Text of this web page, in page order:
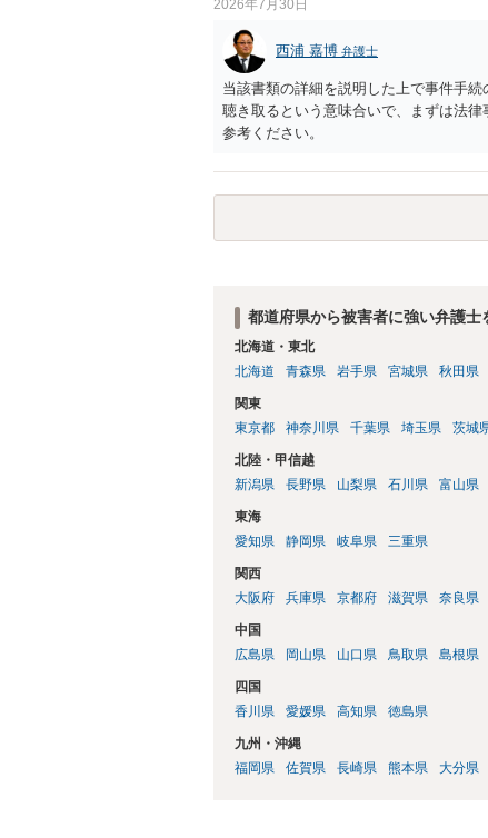
2026年7月30日
西浦 嘉博 弁護士
当該書類の詳細を説明した上で事件手
聴き取るという意味合いで、まずは法
参考ください。
都道府県から被害者に強い弁護士
北海道・東北
北海道
青森県 岩手県 宮城県 秋田県
関東
東京都
神奈川県 千葉県 埼玉県 茨城
北陸・甲信越
新潟県
長野県 山梨県 石川県 富山県
東海
愛知県
静岡県 岐阜県 三重県
関西
大阪府
兵庫県 京都府 滋賀県 奈良県
中国
広島県
岡山県 山口県 鳥取県 島根県
四国
香川県
愛媛県 高知県 徳島県
九州・沖縄
福岡県
佐賀県 長崎県 熊本県 大分県